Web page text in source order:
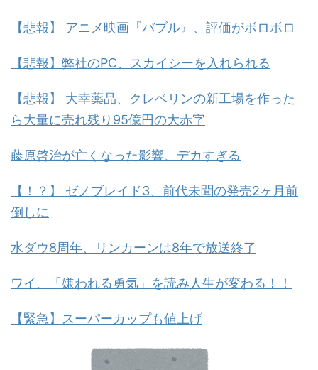
【悲報】 アニメ映画『バブル』、評価がボロボロ
【悲報】弊社のPC、スカイシーを入れられる
【悲報】 大幸薬品、クレベリンの新工場を作った
ら大量に売れ残り95億円の大赤字
藤原啓治が亡くなった影響、デカすぎる
【！？】 ゼノブレイド3、前代未聞の発売2ヶ月前
倒しに
水ダウ8周年、リンカーンは8年で放送終了
ワイ、「嫌われる勇気」を読み人生が変わる！！
【緊急】スーパーカップも値上げ